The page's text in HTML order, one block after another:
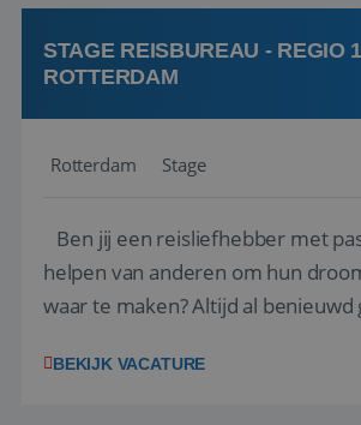
klanten te overtuigen om die
boeken! ...
STAGE REISBUREAU - REGIO
ROTTERDAM
Rotterdam Stage
Ben jij een reisliefhebber met
helpen van anderen om hun
waar te maken? Altijd al benieuwd
van de grootste reisorganisaties?
BEKIJK VACATURE